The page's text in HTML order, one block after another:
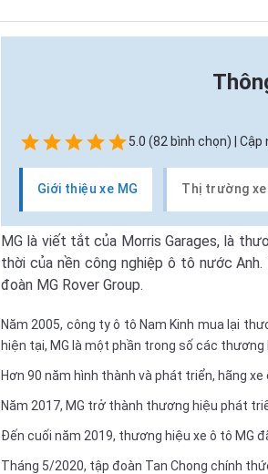
5.0 (82 bình chọn) | Cập
Giới thiệu xe MG Thị trường xe
MG là viết tắt của Morris Garages, là
thời của nền công nghiệp ô tô nước
đoàn MG Rover Group.
Năm 2005, công ty ô tô Nam Kinh mua lại
hiện tại, MG là một phần trong số các
Hơn 90 năm hình thành và phát triển, hãng
Năm 2017, MG trở thành thương hiệu phát
Đến cuối năm 2019, thương hiệu xe ô tô MG
Tháng 5/2020, tập đoàn Tan Chong chính